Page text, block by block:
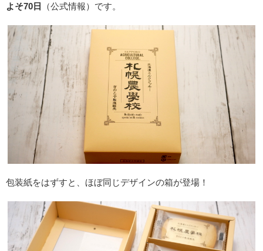
よそ70日
（公式情報）です。
包装紙をはずすと、ほぼ同じデザインの箱が登場！